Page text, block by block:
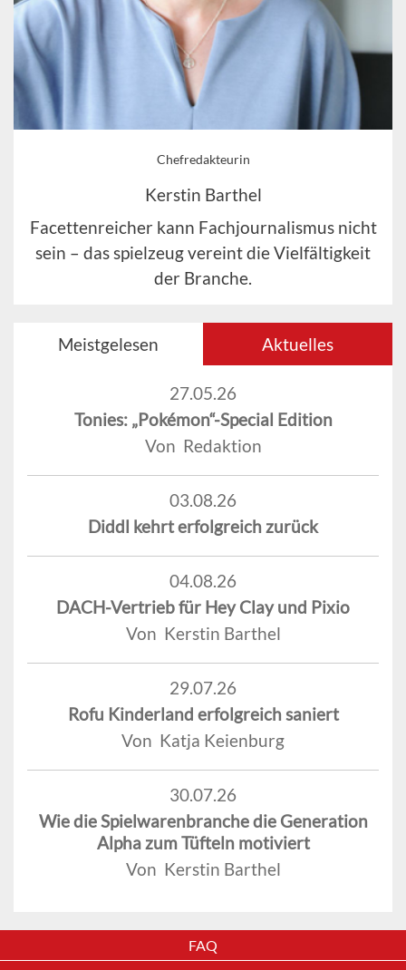
Chefredakteurin
Kerstin Barthel
Facettenreicher kann Fachjournalismus nicht
sein – das spielzeug vereint die Vielfältigkeit
der Branche.
Meistgelesen Aktuelles
27.05.26
Tonies: „Pokémon“-Special Edition
Von Redaktion
03.08.26
Diddl kehrt erfolgreich zurück
04.08.26
DACH-Vertrieb für Hey Clay und Pixio
Von Kerstin Barthel
29.07.26
Rofu Kinderland erfolgreich saniert
Von Katja Keienburg
30.07.26
Wie die Spielwarenbranche die Generation
Alpha zum Tüfteln motiviert
Von Kerstin Barthel
FAQ